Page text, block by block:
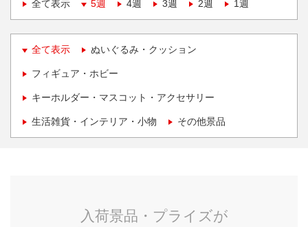
全て表示
5週 4週 3週 2週 1週
全て表示 ぬいぐるみ・クッション
フィギュア・ホビー
キーホルダー・マスコット・アクセサリー
生活雑貨・インテリア・小物 その他景品